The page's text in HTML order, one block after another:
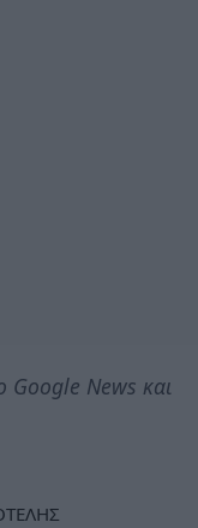
Google News και